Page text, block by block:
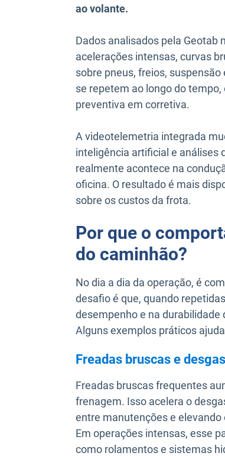
ao volante.
Dados analisados pela Geotab
acelerações intensas, curvas
sobre pneus, freios,
se repetem ao longo do
preventiva em corretiva.
A videotelemetria integrada
inteligência artificial e análises
realmente acontece na
oficina. O resultado é mais
sobre os custos da frota.
Por que o
do caminhão?
No dia a dia da operação, é
desafio é que, quando
desempenho e na durabilidade
Alguns exemplos práticos
Freadas bruscas e
Freadas bruscas frequentes
frenagem. Isso acelera o
entre manutenções e elevando
Em operações intensas, esse
como rolamentos e sistemas